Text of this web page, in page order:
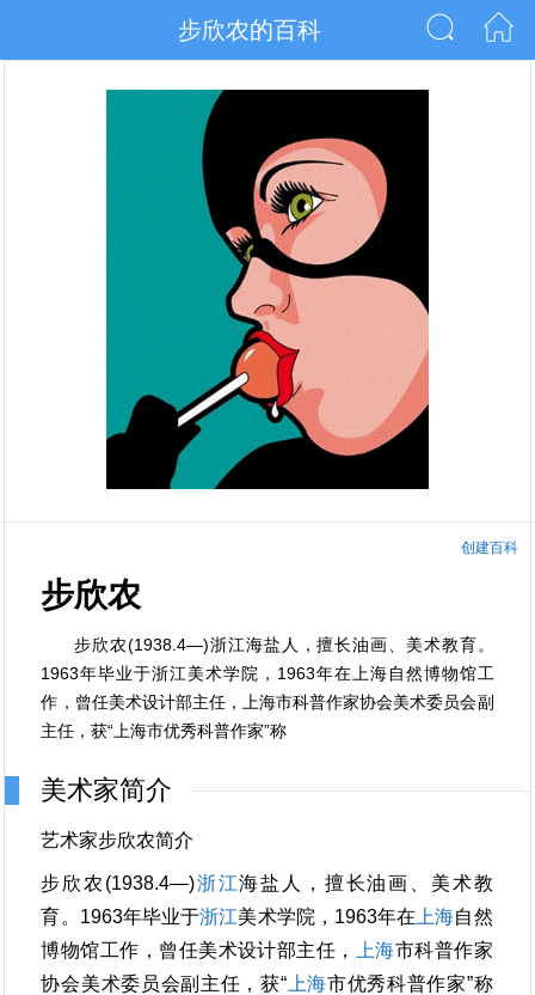
步欣农的百科
创建百科
步欣农
步欣农(1938.4—)浙江海盐人，擅长油画、美术教育。
1963年毕业于浙江美术学院，1963年在上海自然博物馆工
作，曾任美术设计部主任，上海市科普作家协会美术委员会副
主任，获“上海市优秀科普作家”称
美术家简介
艺术家步欣农简介
步欣农(1938.4—)浙江海盐人，擅长油画、美术教
育。1963年毕业于浙江美术学院，1963年在 上海自然
博物馆工作，曾任美术设计部主任，
上海市科普作家
协会美术委员会副主任，获“上海市优秀科普作家”称